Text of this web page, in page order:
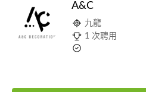
A&C
九龍
1 次聘用